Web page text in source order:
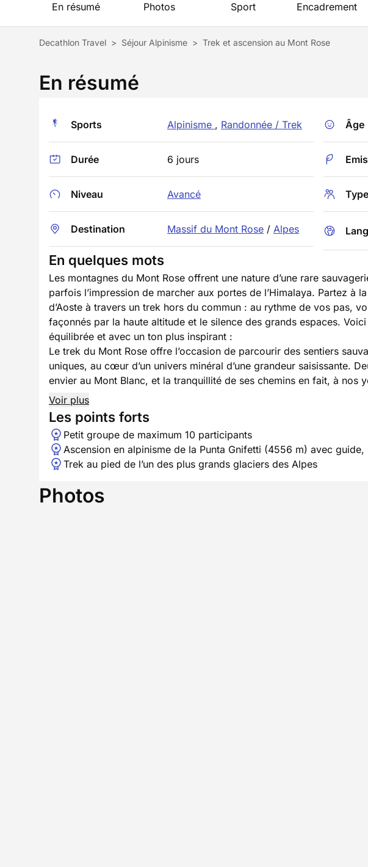
En résumé Photos Sport Encadrement
Decathlon Travel > Séjour Alpinisme > Trek et ascension au Mont Rose
En résumé
Sports Alpinisme , Randonnée / Trek
Durée 6 jours
Niveau Avancé
Destination Massif du Mont Rose / Alpes
Âge
En quelques mots
Les montagnes du Mont Rose offrent une nature d’une rare
parfois l’impression de marcher aux portes de l’Himalaya. Partez à
d’Aoste à travers un trek hors du commun : au rythme de vos pas,
façonnés par la haute altitude et le silence des grands espaces.
équilibrée et avec un ton plus inspirant :
Le trek du Mont Rose offre l’occasion de parcourir des sentiers
uniques, au cœur d’un univers minéral d’une grandeur saisissante.
envier au Mont Blanc, et la tranquillité de ses chemins en fait, à nos
Voir plus
Les points forts
Petit groupe de maximum 10 participants
Ascension en alpinisme de la Punta Gnifetti (4556 m) avec guide,
Trek au pied de l’un des plus grands glaciers des Alpes
Photos